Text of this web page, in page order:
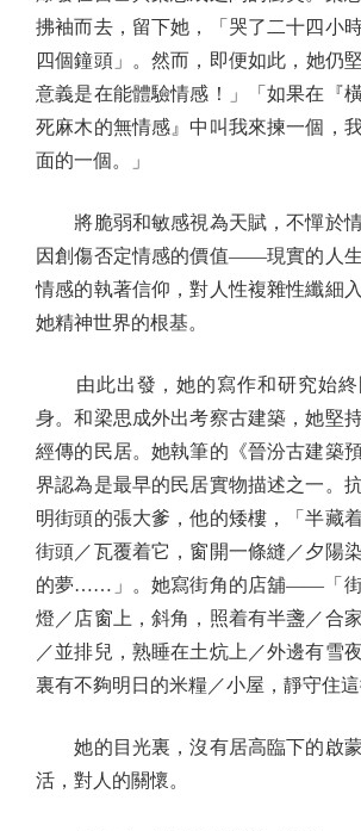
拂袖而去，留下她，「哭了二十四小
四個鐘頭」。然而，即便如此，她
意義是在能體驗情感！」「如果在『
死麻木的無情感』中叫我來揀一個，
面的一個。」
將脆弱和敏感視為天賦，不憚於情
因創傷否定情感的價值——現實的人
情感的執著信仰，對人性複雜性纖細
她精神世界的根基。
由此出發，她的寫作和研究始終
身。和梁思成外出考察古建築，她堅
經傳的民居。她執筆的《晉汾古建築
界認為是最早的民居實物描述之一。
明街頭的張大爹，他的矮樓，「半藏
街頭／瓦覆着它，窗開一條縫／夕陽
的夢……」。她寫街角的店舖——「街
燈／店窗上，斜角，照着有半盞／合
／並排兒，熟睡在土炕上／外邊有雪
裏有不夠明日的米糧／小屋，靜守住這
她的目光裏，沒有居高臨下的啟蒙
活，對人的關懷。